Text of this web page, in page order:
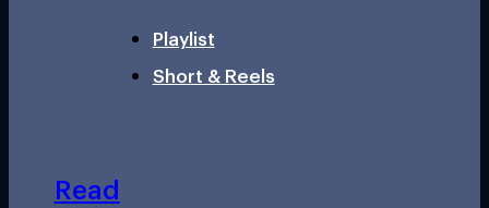
Playlist
Short & Reels
Read